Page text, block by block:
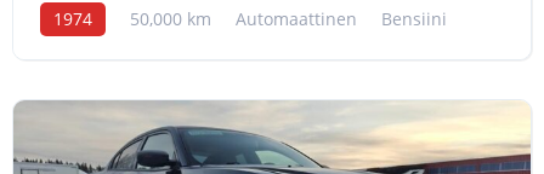
1974 50,000 km Automaattinen Bensiini